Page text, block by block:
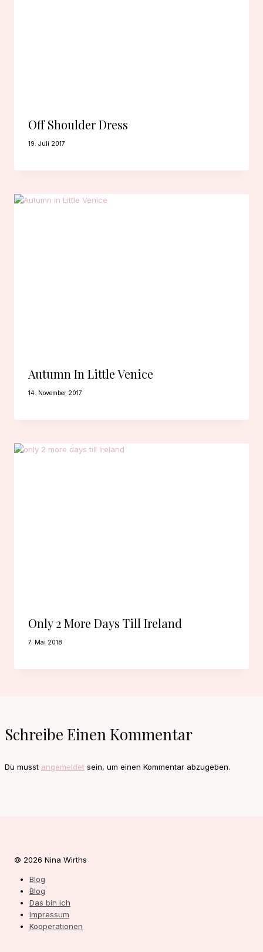
Off Shoulder Dress
19. Juli 2017
Autumn In Little Venice
14. November 2017
Only 2 More Days Till Ireland
7. Mai 2018
Schreibe Einen Kommentar
Du musst angemeldet sein, um einen Kommentar abzugeben.
© 2026 Nina Wirths
Blog
Blog
Das bin ich
Impressum
Kooperationen